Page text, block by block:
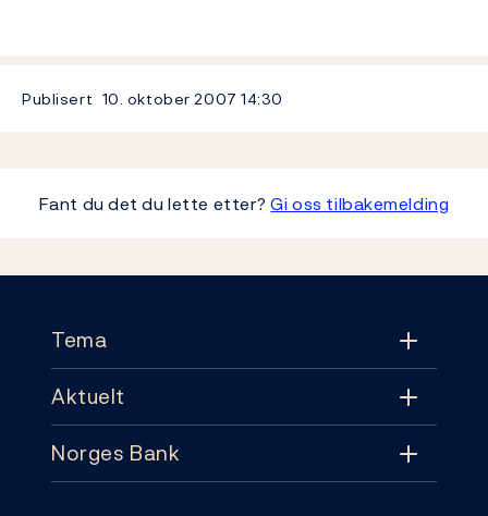
Publisert 10. oktober 200714:30
Fant du det du lette etter?Gi oss tilbakemelding
Tema
Tema
Pengepolitikk
Aktuelt
Aktuelt
Norges Bank